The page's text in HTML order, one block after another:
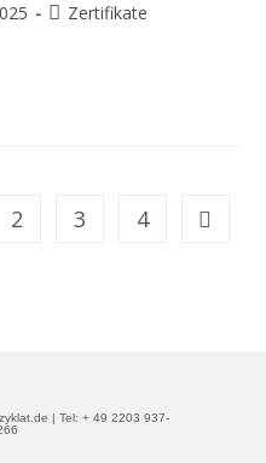
Zertifikate
2 3 4
| Tel: + 49 2203 937-